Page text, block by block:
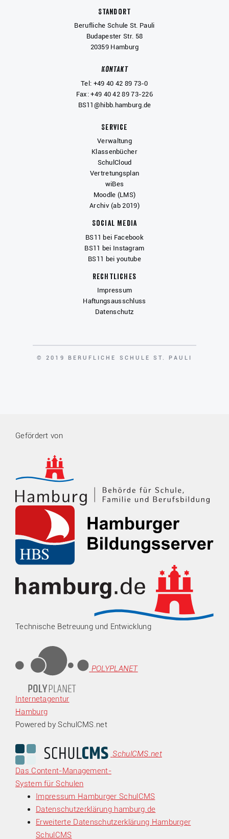
Standort
Berufliche Schule St. Pauli
Budapester Str. 58
20359 Hamburg
Kontakt
Tel: +49 40 42 89 73-0
Fax: +49 40 42 89 73-226
BS11@hibb.hamburg.de
Service
Verwaltung
Klassenbücher
SchulCloud
Vertretungsplan
wiBes
Moodle (LMS)
Archiv (ab 2019)
Social Media
BS11 bei Facebook
BS11 bei Instagram
BS11 bei youtube
Rechtliches
Impressum
Haftungsausschluss
Datenschutz
COPYRIGHT
© 2019 BERUFLICHE SCHULE ST. PAULI
Gefördert von
Technische Betreuung und Entwicklung
POLYPLANET
Internetagentur
Hamburg
Powered by SchulCMS.net
SchulCMS.net
Das Content-Management-
System für Schulen
Impressum Hamburger SchulCMS
Datenschutzerklärung hamburg.de
Erweiterte Datenschutzerklärung Hamburger
SchulCMS